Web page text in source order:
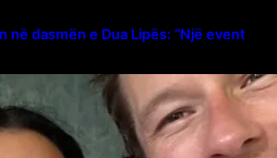
në dasmën e Dua Lipës: “Një event